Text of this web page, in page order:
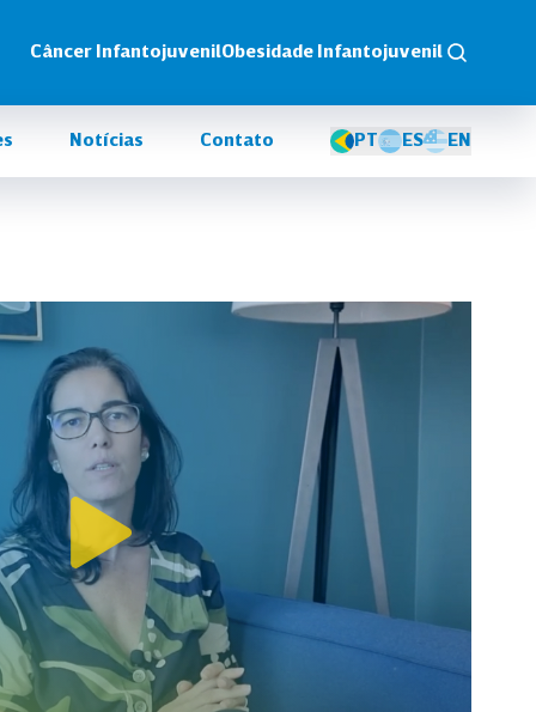
Câncer InfantojuvenilObesidade Infantojuvenil
Notícias Contato PT ES EN